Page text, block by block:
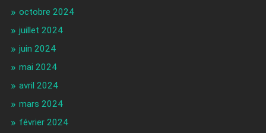
octobre 2024
juillet 2024
juin 2024
mai 2024
avril 2024
mars 2024
février 2024